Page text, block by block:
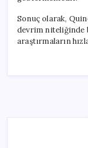
Sonuç olarak,
devrim niteliğinde
araştırmaların